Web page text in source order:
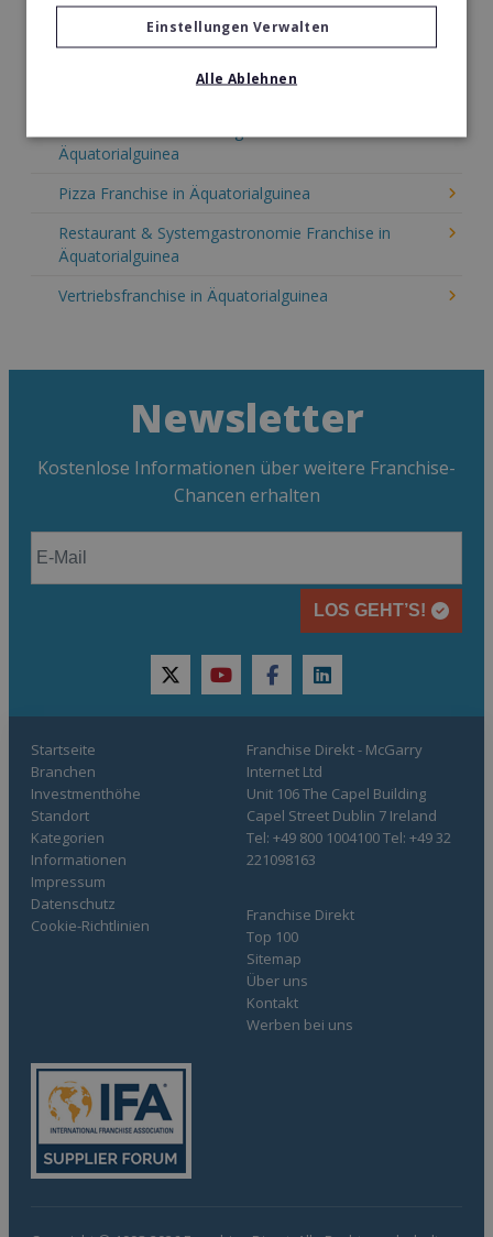
Lebensmittel Franchise in Äquatorialguinea
Medien & Werbung Franchise in Äquatorialguinea
Möbel & Einrichtung Franchise in Äquatorialguinea
Äquatorialguinea
Pizza Franchise in Äquatorialguinea
Restaurant & Systemgastronomie Franchise in
Äquatorialguinea
Vertriebsfranchise in Äquatorialguinea
Newsletter
Kostenlose Informationen über weitere Franchise-
Chancen erhalten
LOS GEHT’S!
twitteryoutubefacebooklinkedin
Startseite
Branchen
Investmenthöhe
Standort
Kategorien
Informationen
Franchise Direkt
Top 100
Sitemap
Über uns
Kontakt
Werben bei uns
Impressum
Datenschutz
Cookie-Richtlinien
Franchise Direkt - McGarry
Internet Ltd
Unit 106 The Capel Building
Capel Street Dublin 7 Ireland
Tel: +49 800 1004100 Tel: +49 32
221098163
Einstellungen Verwalten
Alle Ablehnen